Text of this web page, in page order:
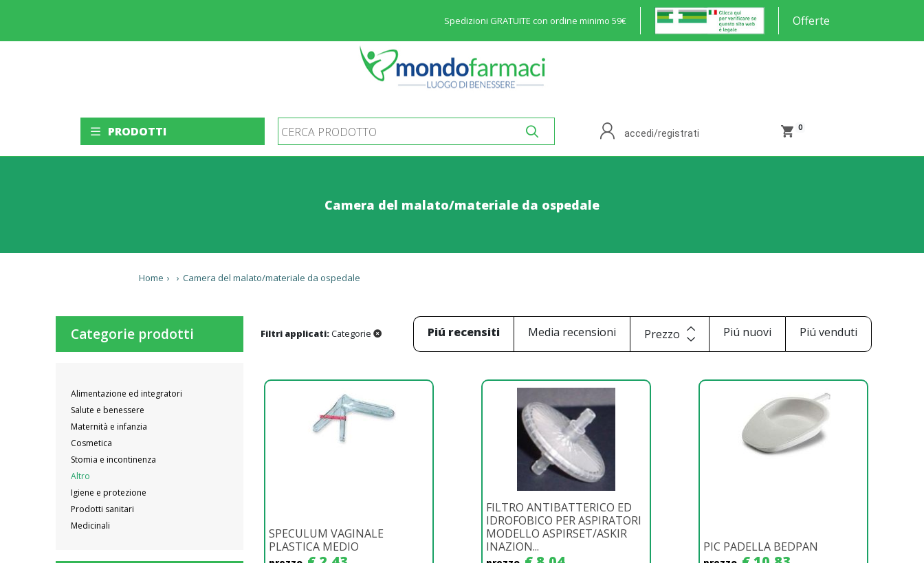
Spedizioni GRATUITE con ordine minimo 59€ Offerte
PRODOTTI accedi/registrati
0
Camera del malato/materiale da ospedale
Home › › Camera del malato/materiale da ospedale
Categorie prodotti
Alimentazione ed integratori
Salute e benessere
Maternità e infanzia
Cosmetica
Stomia e incontinenza
Altro
Igiene e protezione
Prodotti sanitari
Medicinali
Filtri applicati:Categorie Piú recensiti Media recensioni Prezzo Piú nuovi Piú venduti
SPECULUM VAGINALE
PLASTICA MEDIO
FILTRO ANTIBATTERICO ED
IDROFOBICO PER ASPIRATORI
MODELLO ASPIRSET/ASKIR
INAZION...
PIC PADELLA BEDPAN